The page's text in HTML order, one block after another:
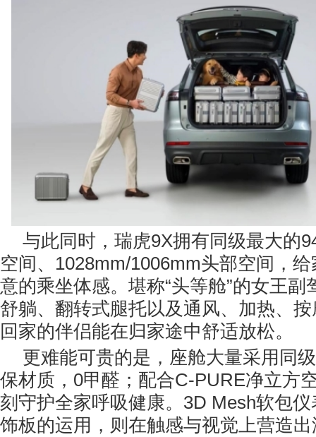
与此同时，瑞虎9X拥有同级最大的
空间、1028mm/1006mm头部空间，
意的乘坐体感。堪称“头等舱”的女王副
舒躺、翻转式腿托以及通风、加热、
回家的伴侣能在归家途中舒适放松。
更难能可贵的是，座舱大量采用同
保材质，0甲醛；配合C-PURE净立方
刻守护全家呼吸健康。3D Mesh软包
饰板的运用，则在触感与视觉上营造